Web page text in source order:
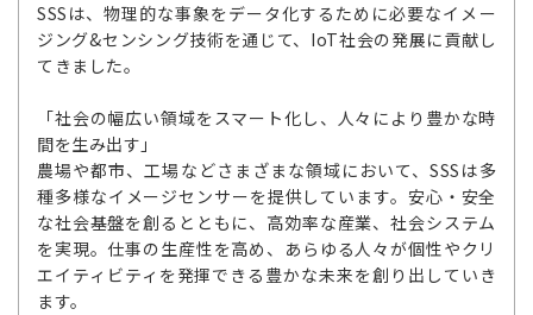
SSSは、物理的な事象をデータ化するために必要なイメー
ジング&センシング技術を通じて、IoT社会の発展に貢献し
てきました。
「社会の幅広い領域をスマート化し、人々により豊かな時
間を生み出す」
農場や都市、工場などさまざまな領域において、SSSは多
種多様なイメージセンサーを提供しています。安心・安全
な社会基盤を創るとともに、高効率な産業、社会システム
を実現。仕事の生産性を高め、あらゆる人々が個性やクリ
エイティビティを発揮できる豊かな未来を創り出していき
ます。